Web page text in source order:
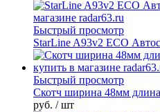
Быстрый просмотр
StarLine A93v2 ECO
Быстрый просмотр
Скотч ширина 48мм
руб. / шт